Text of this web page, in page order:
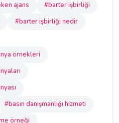
ajans
#barter işbirliği
#barter işbirliği nedir
örnekleri
#basın danışmanlığı hizmeti
örneği